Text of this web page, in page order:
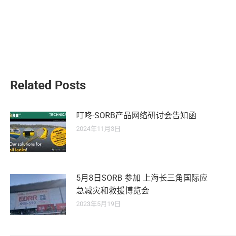
Related Posts
叮咚-SORB产品网络研讨会告知函
2024年11月3日
5月8日SORB 参加 上海长三角国际应
急减灾和救援博览会
2023年5月19日